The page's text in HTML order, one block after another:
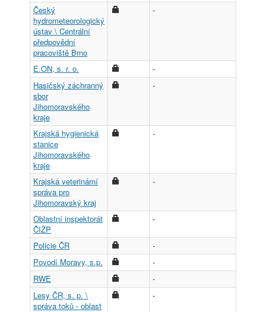
Český
hydrometeorologický
ústav \ Centrální
předpovědní
pracoviště Brno
-
E.ON, s. r. o.
-
Hasičský záchranný
sbor
Jihomoravského
kraje
-
Krajská hygienická
stanice
Jihomoravského
kraje
-
Krajská veterinární
správa pro
Jihomoravský kraj
-
Oblastní inspektorát
ČIŽP
-
Policie ČR
-
Povodí Moravy, s.p.
-
RWE
-
Lesy ČR, s. p. \
správa toků - oblast
-